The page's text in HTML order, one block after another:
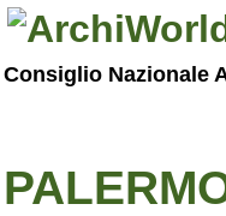
Consiglio Nazionale